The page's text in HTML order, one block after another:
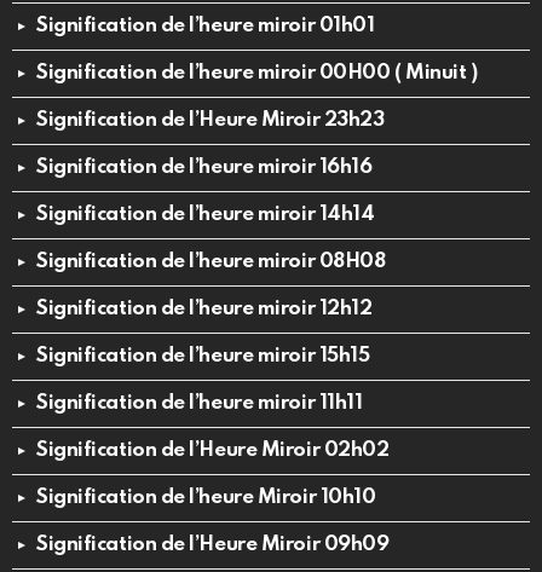
Signification de l’heure miroir 01h01
Signification de l’heure miroir 00H00 ( Minuit )
Signification de l’Heure Miroir 23h23
Signification de l’heure miroir 16h16
Signification de l’heure miroir 14h14
Signification de l’heure miroir 08H08
Signification de l’heure miroir 12h12
Signification de l’heure miroir 15h15
Signification de l’heure miroir 11h11
Signification de l’Heure Miroir 02h02
Signification de l’heure Miroir 10h10
Signification de l’Heure Miroir 09h09